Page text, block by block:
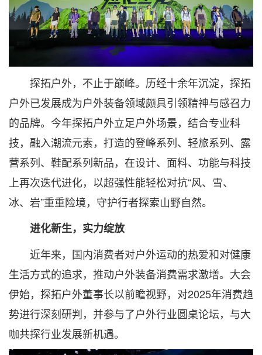
探拓户外，不止于巅峰。历经十余年沉淀，探拓
户外已发展成为户外装备领域颇具引领精神与感召力
的品牌。今年探拓户外立足户外场景，结合专业科
技，融入潮流元素，打造的登峰系列、轻旅系列、露
营系列、鞋配系列新品，在设计、面料、功能与科技
上再次迭代进化，以超强性能轻松对抗“风、雪、
冰、岩”重重险境，守护行者探索山野自然。
进化新生，实力绽放
近年来，国内消费者对户外运动的热爱和对健康
生活方式的追求，推动户外装备消费需求激增。大会
伊始，探拓户外董事长以前瞻视野，对2025年消费趋
势进行深刻研判，并参与了户外行业圆桌论坛，与大
咖共探行业发展新机遇。